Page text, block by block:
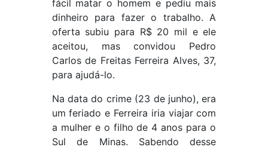
fácil matar o homem e pediu mais
dinheiro para fazer o trabalho. A
oferta subiu para R$ 20 mil e ele
aceitou, mas convidou Pedro
Carlos de Freitas Ferreira Alves, 37,
para ajudá-lo.
Na data do crime (23 de junho), era
um feriado e Ferreira iria viajar com
a mulher e o filho de 4 anos para o
Sul de Minas. Sabendo desse